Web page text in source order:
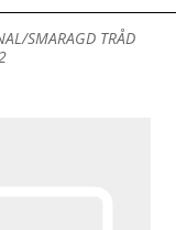
SMARAGD TRÅD